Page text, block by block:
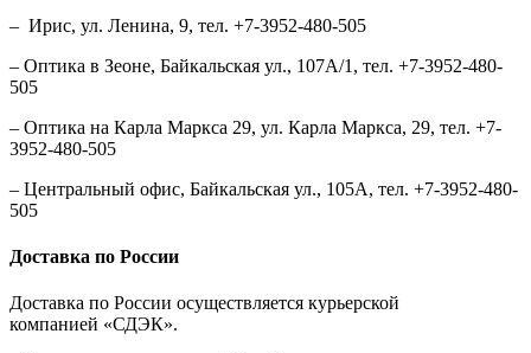
– Ирис, ул. Ленина, 9, тел. +7-3952-480-505
– Оптика в Зеоне, Байкальская ул., 107А/1, тел. +7-3952-480-
505
– Оптика на Карла Маркса 29, ул. Карла Маркса, 29, тел. +7-
3952-480-505
– Центральный офис, Байкальская ул., 105А, тел. +7-3952-480-
505
Доставка по России
Доставка по России осуществляется курьерской
компанией «СДЭК».